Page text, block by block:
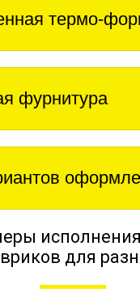
термо-
фурнитура
для